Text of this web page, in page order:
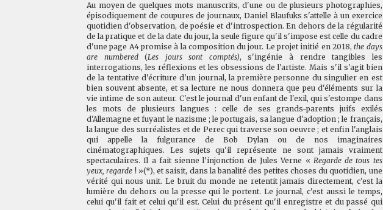
Au moyen de quelques mots manuscrits, d'une ou de plusieurs photographies,
épisodiquement de coupures de journaux, Daniel Blaufuks s'attelle à un exercice
quotidien d'observation, de poésie et d'introspection. En dehors de la régularité
de la pratique et de la date du jour, la seule figure qu'il s'impose est celle du cadre
d'une page A4promise à la composition du jour. Le projet initié en 2018,the days
are numbered(Les jours sont comptés), s'ingénie à rendre tangibles les
interrogations, les réflexions et les obsessions de l'artiste. Mais s'il s'agit bien
de la tentative d'écriture d'un journal, la première personne du singulier en est
bien souvent absente, et sa lecture ne nous donnera que peu d'éléments sur la
vie intime de son auteur. C'est le journal d'un enfant de l'exil, qui s'estompe dans
les mots de plusieurs langues : celle de ses grands-parents juifs exilés
d'Allemagne et fuyant le nazisme ; le portugais, sa langue d'adoption ; le français,
la langue des surréalistes et de Perec qui traverse son oeuvre ; et enfin l'anglais
qui appelle la fulgurance de Bob Dylan ou de nos imaginaires
cinématographiques. Les sujets qu'il représente ne sont jamais vraiment
spectaculaires. Il a fait sienne l'injonction de Jules Verne « Regarde de tous tes
yeux, regarde ! »(*), et saisit, dans la banalité des petites choses du quotidien, une
vérité qui nous unit. Le bruit du monde ne retentit jamais directement, c'est la
lumière du dehors ou la presse qui le portent. Le journal, c'est aussi le temps,
celui qu'il fait et celui qu'il est. Celui du présent qu'il enregistre et du passé qui